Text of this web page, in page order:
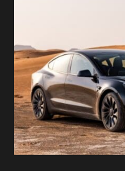
體改裝，車輛需搭載
升級。與Model 3性能
擇，升級遮後長續航版